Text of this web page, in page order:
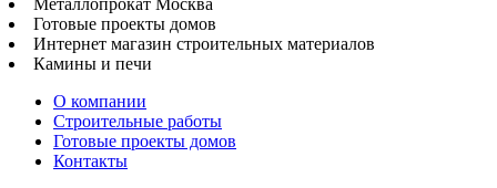
Металлопрокат Москва
Готовые проекты домов
Интернет магазин строительных материалов
Камины и печи
О компании
Строительные работы
Готовые проекты домов
Контакты